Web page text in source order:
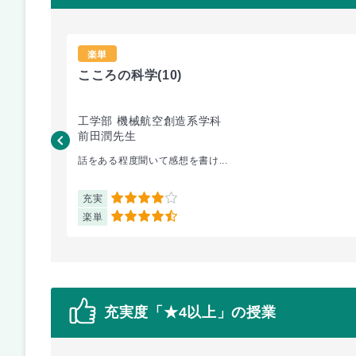
楽単
こころの科学(10)
工学部 機械航空創造系学科
前田潤先生
話をある程度聞いて感想を書け...
充実 4
楽単 4.5
充実度「★4以上」の授業